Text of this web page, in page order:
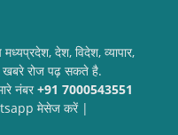
देश, विदेश, व्यापार,
खबरे रोज पढ़ सकते है.
नंबर+91 7000543551
मेसेज करें |